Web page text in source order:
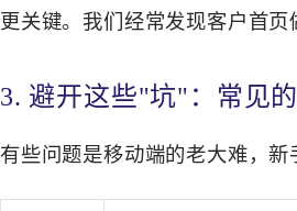
更关键。我们经常发现客户首
3. 避开这些"坑"：常见
有些问题是移动端的老大难，新